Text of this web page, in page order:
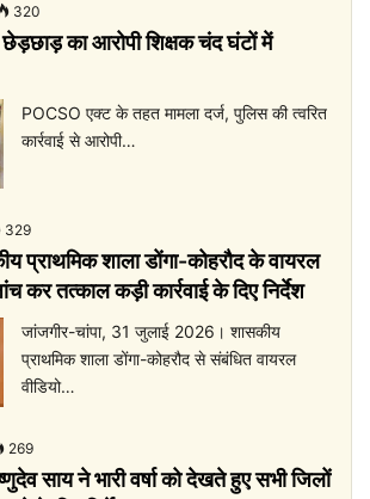
320
का आरोपी शिक्षक चंद घंटों में
POCSO एक्ट के तहत मामला दर्ज, पुलिस की त्वरित
कार्रवाई से आरोपी…
329
प्राथमिक शाला डोंगा-कोहरौद के वायरल
कर तत्काल कड़ी कार्रवाई के दिए निर्देश
जांजगीर-चांपा, 31 जुलाई 2026। शासकीय
प्राथमिक शाला डोंगा-कोहरौद से संबंधित वायरल
वीडियो…
269
साय ने भारी वर्षा को देखते हुए सभी जिलों